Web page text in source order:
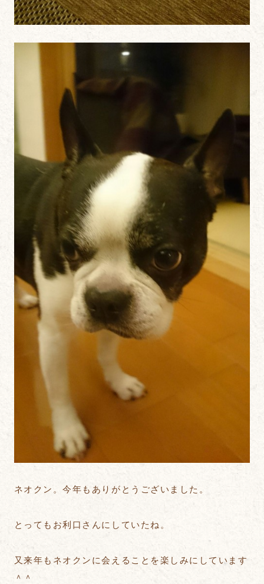
ネオクン。今年もありがとうございました。
とってもお利口さんにしていたね。
又来年もネオクンに会えることを楽しみにしています
＾＾